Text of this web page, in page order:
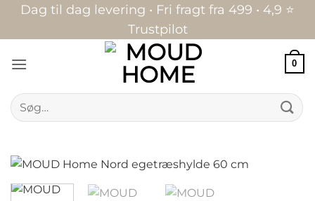
Fortsæt
indhold
Dag til dag levering • Fri fragt fra 499 • 4,9 ⭐
Trustpilot
0
Søg
efter: